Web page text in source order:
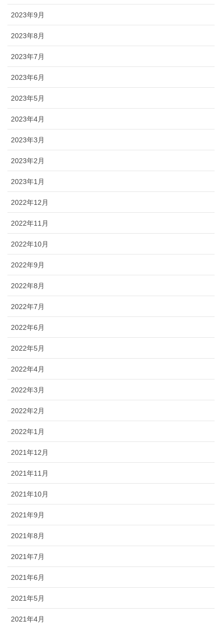
2023年9月
2023年8月
2023年7月
2023年6月
2023年5月
2023年4月
2023年3月
2023年2月
2023年1月
2022年12月
2022年11月
2022年10月
2022年9月
2022年8月
2022年7月
2022年6月
2022年5月
2022年4月
2022年3月
2022年2月
2022年1月
2021年12月
2021年11月
2021年10月
2021年9月
2021年8月
2021年7月
2021年6月
2021年5月
2021年4月